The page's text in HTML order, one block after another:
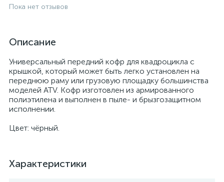
Пока нет отзывов
Описание
Универсальный передний кофр для квадроцикла с
крышкой, который может быть легко установлен на
переднюю раму или грузовую площадку большинства
моделей ATV. Кофр изготовлен из армированного
полиэтилена и выполнен в пыле- и брызгозащитном
исполнении.
Цвет: чёрный.
Характеристики